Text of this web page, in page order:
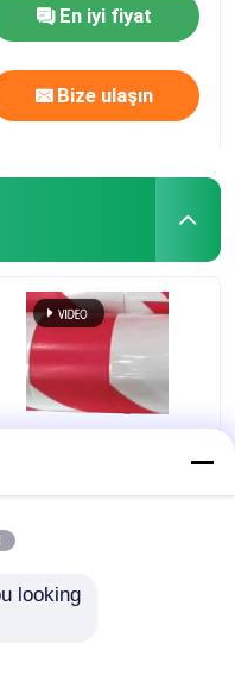
En iyi fiyat
Bize ulaşın
Teyp
looking